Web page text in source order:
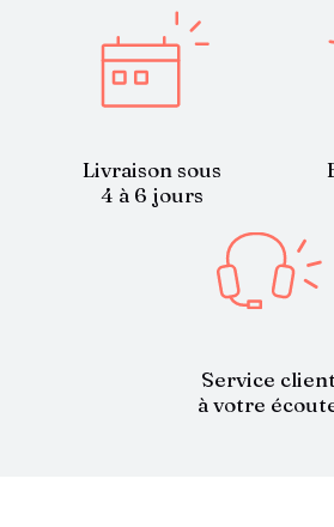
Livraison sous
4 à 6 jours
Service client
à votre